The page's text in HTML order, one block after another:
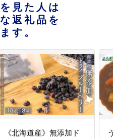
見た人は
返礼品を
す。
《北海道産》無添加ド